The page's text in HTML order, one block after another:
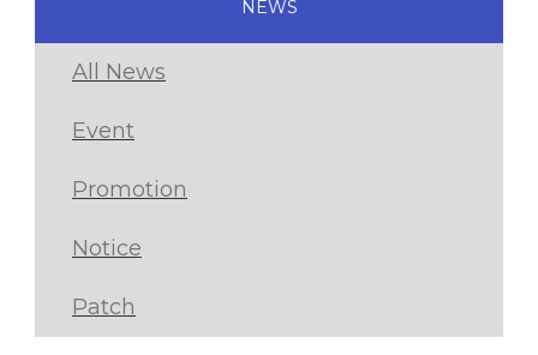
NEWS
All News
Event
Promotion
Notice
Patch